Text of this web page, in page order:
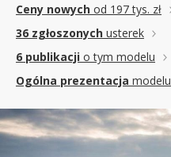
Ceny nowych od 197 tys. zł
36 zgłoszonych usterek
6 publikacji o tym modelu
Ogólna prezentacja modelu